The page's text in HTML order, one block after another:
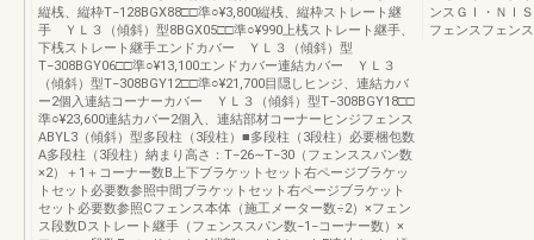
縦桟、縦枠T−128BGX88□□準○¥3,800縦桟、縦枠ストレート継
手 ＹＬ３（傾斜）型8BGX05□□準○¥990上桟ストレート継手、
下桟ストレート継手エンドカバー ＹＬ３（傾斜）型
T−308BGY06□□準○¥13,100エンドカバー連結カバー ＹＬ３
（傾斜）型T−308BGY12□□準○¥21,700目隠しヒンジ、連結カバ
ー2個入連結コーナーカバー ＹＬ３（傾斜）型T−308BGY18□□
準○¥23,600連結カバー2個入、連結部材コーナーヒンジフェンス
ABYL3（傾斜）型多段柱（3段柱）■多段柱（3段柱）必要梱包数
A多段柱（3段柱）納まり高さ：T−26∼T−30（フェンススパン数
×2）＋1＋コーナー数B上下ブラケットセット右ページブラケッ
トセット必要数参照中間ブラケットセット右ページブラケット
セット必要数参照Cフェンス本体（施工メーター数÷2）×フェン
ス段数Dストレート継手（フェンススパン数−1−コーナー数）×
ンスＧＩ・Ｎ
フェンスフェン